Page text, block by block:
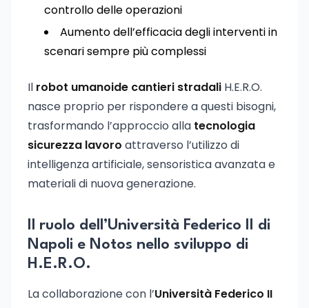
controllo delle operazioni
Aumento dell’efficacia degli interventi in
scenari sempre più complessi
Il robot umanoide cantieri stradali H.E.R.O.
nasce proprio per rispondere a questi bisogni,
trasformando l’approccio alla tecnologia
sicurezza lavoro attraverso l’utilizzo di
intelligenza artificiale, sensoristica avanzata e
materiali di nuova generazione.
Il ruolo dell’Università Federico II di
Napoli e Notos nello sviluppo di
H.E.R.O.
La collaborazione con l’Università Federico II